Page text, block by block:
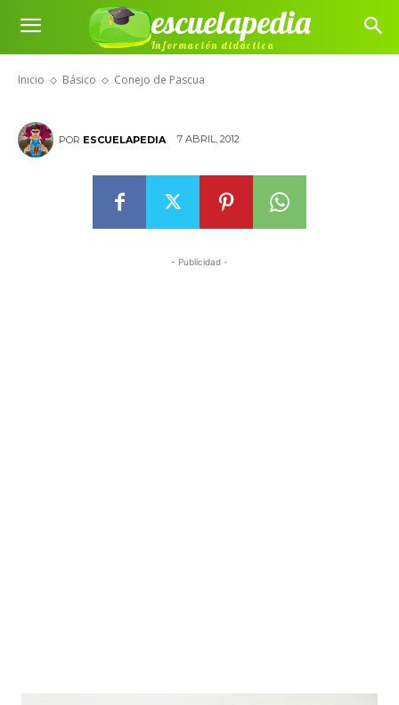
escuelapedia
Información didáctica
Inicio Básico Conejo de Pascua
Conejo de Pascua
POR ESCUELAPEDIA 7 ABRIL, 2012
- Publicidad -